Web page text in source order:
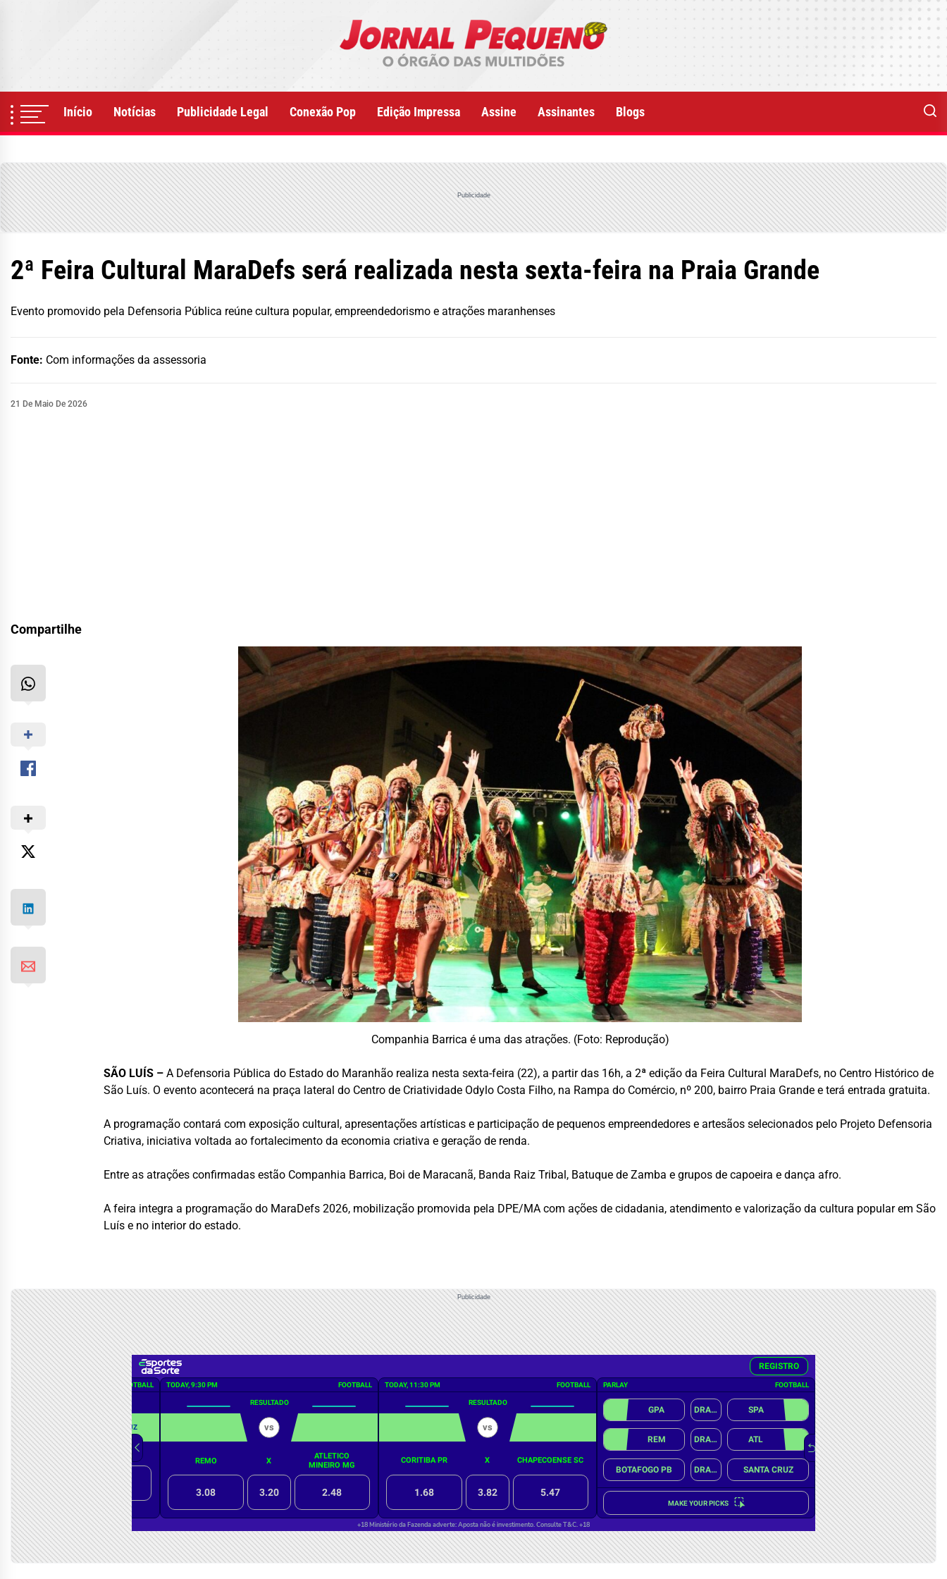
Início Notícias Publicidade Legal Conexão Pop Edição Impressa Assine Assinantes Blogs
Publicidade
2ª Feira Cultural MaraDefs será realizada nesta sexta-feira na Praia Grande
Evento promovido pela Defensoria Pública reúne cultura popular, empreendedorismo e atrações maranhenses
Fonte: Com informações da assessoria
21 De Maio De 2026
Compartilhe
Companhia Barrica é uma das atrações. (Foto: Reprodução)
SÃO LUÍS – A Defensoria Pública do Estado do Maranhão realiza nesta sexta-feira (22), a partir das 16h, a 2ª edição da Feira Cultural MaraDefs, no Centro Histórico de
São Luís. O evento acontecerá na praça lateral do Centro de Criatividade Odylo Costa Filho, na Rampa do Comércio, nº 200, bairro Praia Grande e terá entrada gratuita.
A programação contará com exposição cultural, apresentações artísticas e participação de pequenos empreendedores e artesãos selecionados pelo Projeto Defensoria
Criativa, iniciativa voltada ao fortalecimento da economia criativa e geração de renda.
Entre as atrações confirmadas estão Companhia Barrica, Boi de Maracanã, Banda Raiz Tribal, Batuque de Zamba e grupos de capoeira e dança afro.
A feira integra a programação do MaraDefs 2026, mobilização promovida pela DPE/MA com ações de cidadania, atendimento e valorização da cultura popular em São
Luís e no interior do estado.
Publicidade